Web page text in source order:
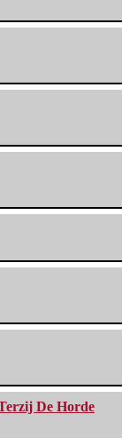
De Horde